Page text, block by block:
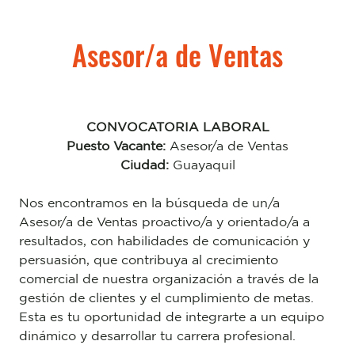
Asesor/a de Ventas
CONVOCATORIA LABORAL
Puesto Vacante: Asesor/a de Ventas
Ciudad:Guayaquil
Nos encontramos en la búsqueda de un/a
Asesor/a de Ventas proactivo/a y orientado/a a
resultados, con habilidades de comunicación y
persuasión, que contribuya al crecimiento
comercial de nuestra organización a través de la
gestión de clientes y el cumplimiento de metas.
Esta es tu oportunidad de integrarte a un equipo
dinámico y desarrollar tu carrera profesional.